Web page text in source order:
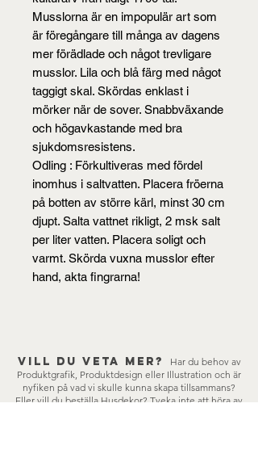
Musslorna är en impopulär art som
är föregångare till många av dagens
mer förädlade och något trevligare
musslor. Lila och blå färg med något
taggigt skal. Skördas enklast i
mörker när de sover. Snabbväxande
och högavkastande med bra
sjukdomsresistens.
Odling : Förkultiveras med fördel
inomhus i saltvatten. Placera fröerna
på botten av större kärl, minst 30 cm
djupt. Salta vattnet rikligt, 2 msk salt
per liter vatten. Placera soligt och
varmt. Skörda vuxna musslor efter
hand, akta fingrarna!
Vill du veta mer?
Har du behov av
Produktgrafik, Produktdesign eller Illustration och är
nyfiken på vad vi skulle kunna skapa tillsammans?
Eller vill du beställa Husdekor? Tveka inte att höra av